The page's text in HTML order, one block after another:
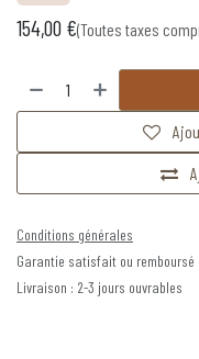
154,00 €(Toutes taxes
Conditions générales
Garantie satisfait ou remboursé
Livraison : 2-3 jours ouvrables